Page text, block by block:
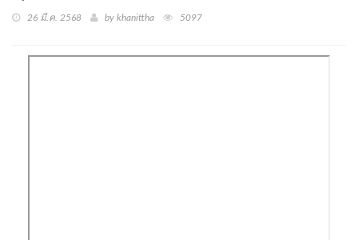
26 มี.ค. 2568 by khanittha 5097